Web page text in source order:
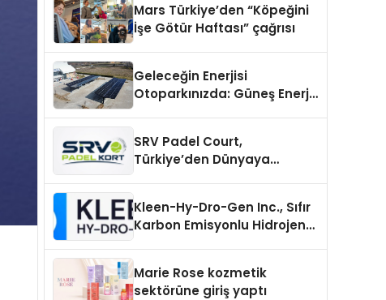
Mars Türkiye’den “Köpeğini
İşe Götür Haftası” çağrısı
Geleceğin Enerjisi
Otoparkınızda: Güneş Enerjili
SRV Padel Court,
Türkiye’den Dünyaya
Kleen-Hy-Dro-Gen Inc., Sıfır
Karbon Emisyonlu Hidrojen
Aldı
Marie Rose kozmetik
sektörüne giriş yaptı